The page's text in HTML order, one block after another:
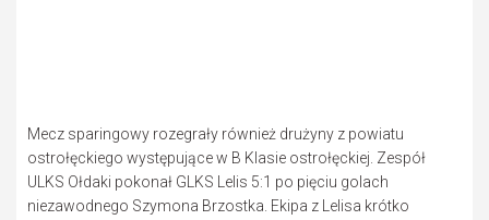
Mecz sparingowy rozegrały również drużyny z powiatu
ostrołęckiego występujące w B Klasie ostrołęckiej. Zespół
ULKS Ołdaki pokonał GLKS Lelis 5:1 po pięciu golach
niezawodnego Szymona Brzostka. Ekipa z Lelisa krótko